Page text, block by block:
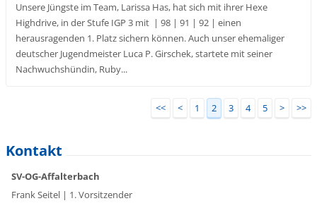
Unsere Jüngste im Team, Larissa Has, hat sich mit ihrer Hexe
Highdrive, in der Stufe IGP 3 mit | 98 | 91 | 92 | einen
herausragenden 1. Platz sichern können. Auch unser ehemaliger
deutscher Jugendmeister Luca P. Girschek, startete mit seiner
Nachwuchshündin, Ruby...
<< < 1 2 3 4 5 > >>
Kontakt
SV-OG-Affalterbach
Frank Seitel | 1. Vorsitzender